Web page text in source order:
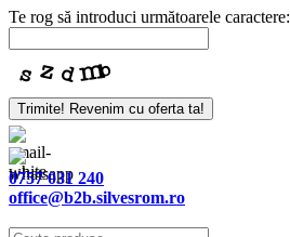
Te rog să introduci următoarele caractere:
Trimite! Revenim cu oferta ta!
0757 031 240
office@b2b.silvesrom.ro